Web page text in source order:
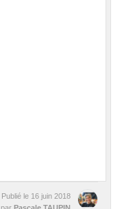
Publié le 16 juin 2018